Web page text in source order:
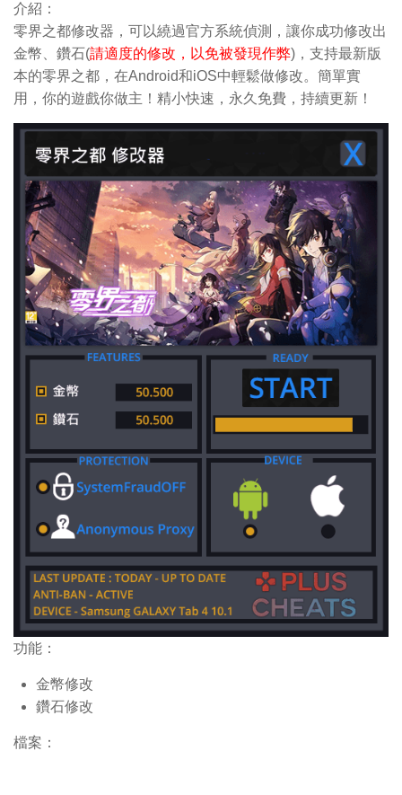
介紹：
零界之都修改器，可以繞過官方系統偵測，讓你成功修改出
金幣、鑽石(請適度的修改，以免被發現作弊)，支持最新版
本的零界之都，在Android和iOS中輕鬆做修改。簡單實
用，你的遊戲你做主！精小快速，永久免費，持續更新！
功能：
金幣修改
鑽石修改
檔案：